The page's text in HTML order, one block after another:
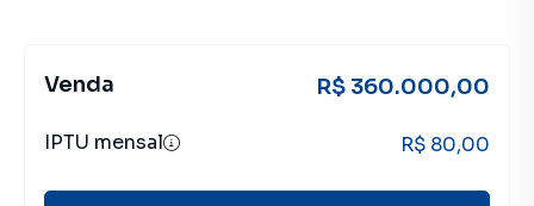
Venda R$ 360.000,00
IPTU mensal R$ 80,00